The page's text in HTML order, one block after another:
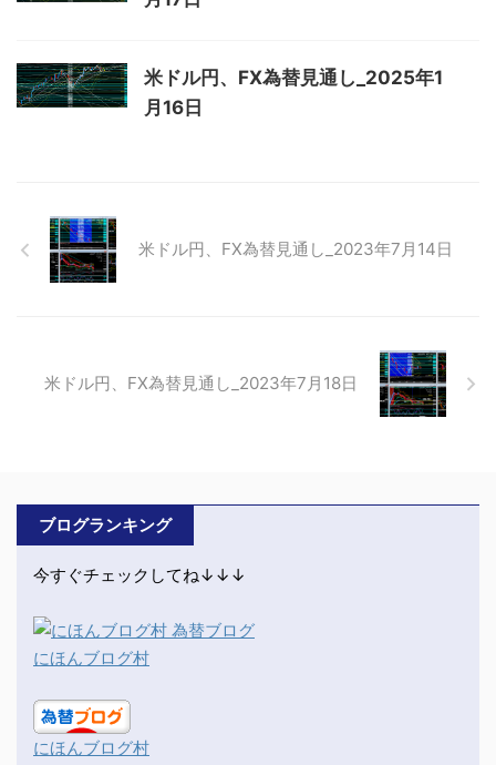
米ドル円、FX為替見通し_2025年1
月16日
米ドル円、FX為替見通し_2023年7月14日
米ドル円、FX為替見通し_2023年7月18日
ブログランキング
今すぐチェックしてね↓↓↓
にほんブログ村
にほんブログ村